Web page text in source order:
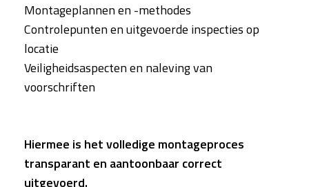
Montageplannen en -methodes
Controlepunten en uitgevoerde inspecties op
locatie
Veiligheidsaspecten en naleving van
voorschriften
Hiermee is het volledige montageproces
transparant en aantoonbaar correct
uitgevoerd.